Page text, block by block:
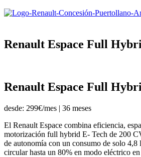
Renault Espace Full
Renault Espace Full
desde: 299€/mes | 36 meses
El Renault Espace combina eficiencia,
motorización full hybrid E- Tech de 200
de autonomía con un consumo de solo
circular hasta un 80% en modo eléctrico